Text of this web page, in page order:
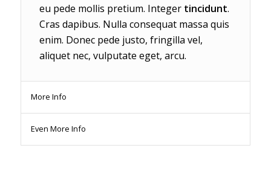
eu pede mollis pretium. Integer tincidunt.
Cras dapibus. Nulla consequat massa quis
enim. Donec pede justo, fringilla vel,
aliquet nec, vulputate eget, arcu.
More Info
Even More Info